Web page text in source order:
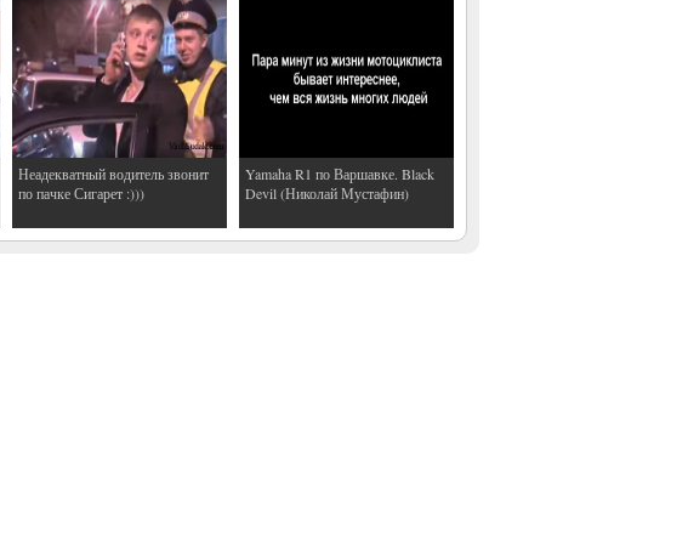
Неадекватный водитель звонит
по пачке Сигарет :)))
Yamaha R1 по Варшавке. Black
Devil (Николай Мустафин)